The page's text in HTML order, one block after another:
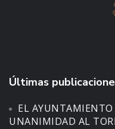
Últimas
EL
UNANIMIDAD AL